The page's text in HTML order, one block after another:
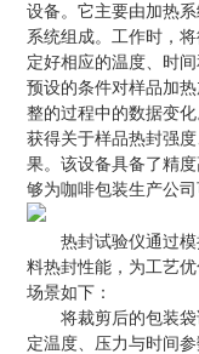
设备。它主要由加热
系统组成。工作时，
定好相应的温度、时
预设的条件对样品加
整的过程中的数据变
获得关于样品热封强
果。该设备具备了精
够为咖啡包装生产公
热封试验仪通过模
料热封性能，为工艺
场景如下：
将裁剪后的包装袋
定温度、压力与时间